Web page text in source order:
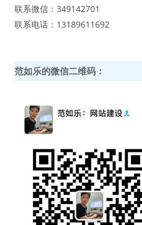
联系微信：349142701
联系电话：13189611692
范如乐的微信二维码：